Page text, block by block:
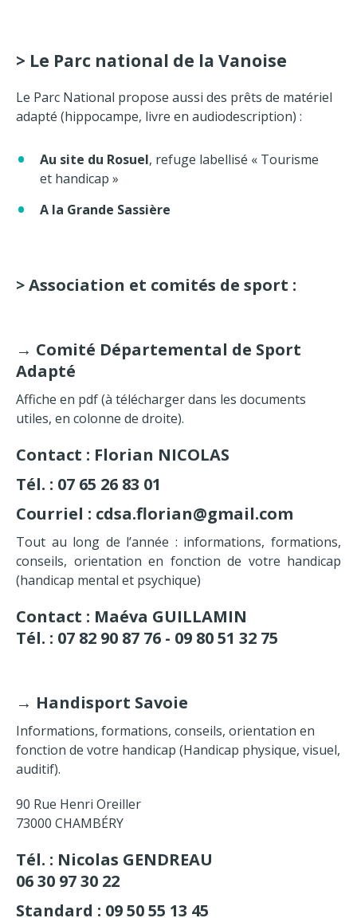
> Le Parc national de la Vanoise
Le Parc National propose aussi des prêts de matériel
adapté (hippocampe, livre en audiodescription) :
Au site du Rosuel, refuge labellisé « Tourisme
et handicap »
A la Grande Sassière
> Association et comités de sport :
→ Comité Départemental de Sport
Adapté
Affiche en pdf (à télécharger dans les documents
utiles, en colonne de droite).
Contact : Florian NICOLAS
Tél. : 07 65 26 83 01
Courriel : cdsa.florian@gmail.com
Tout au long de l’année : informations, formations,
conseils, orientation en fonction de votre handicap
(handicap mental et psychique)
Contact : Maéva GUILLAMIN
Tél. : 07 82 90 87 76 - 09 80 51 32 75
→ Handisport Savoie
Informations, formations, conseils, orientation en
fonction de votre handicap (Handicap physique, visuel,
auditif).
90 Rue Henri Oreiller
73000 CHAMBÉRY
Tél. : Nicolas GENDREAU
06 30 97 30 22
Standard : 09 50 55 13 45